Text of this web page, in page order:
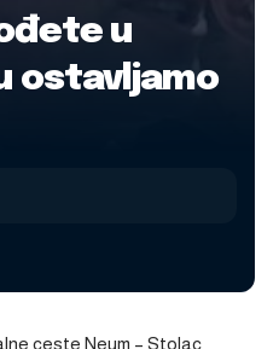
u
ostavljamo
ceste Neum – Stolac